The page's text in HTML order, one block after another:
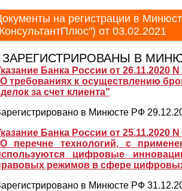
на регистрации в
от 03.02.2021
ЗАРЕГИСТРИРОВАНЫ В
Банка России от 26.11.2020 N
требованиях к осуществлению
за счет клиента"
в Минюсте РФ
Банка России от 25.11.2020 N
перечне технологий, с
цифровые
режимов в сфере
в Минюсте РФ